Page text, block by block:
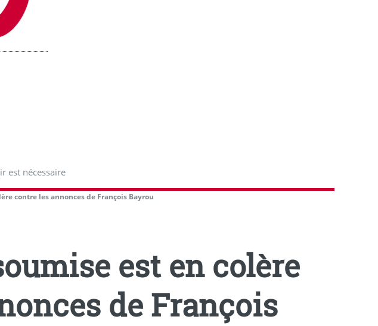
est nécessaire
contre les annonces de François Bayrou
est en colère
de François